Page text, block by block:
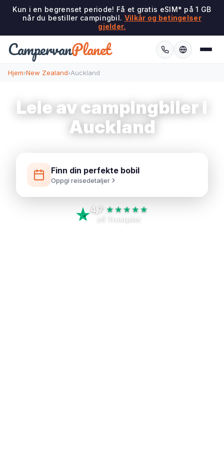
Kun i en begrenset periode! Få et gratis eSIM* på 1 GB
når du bestiller campingbil. Vilkår og betingelser
gjelder.
CampervanPlanet
Hjem›New Zealand›Auckland
Leie av campingbiler i
Auckland
Finn din perfekte bobil
Oppgi reisedetaljer
4,7 ★★★★★
på Trustpilot